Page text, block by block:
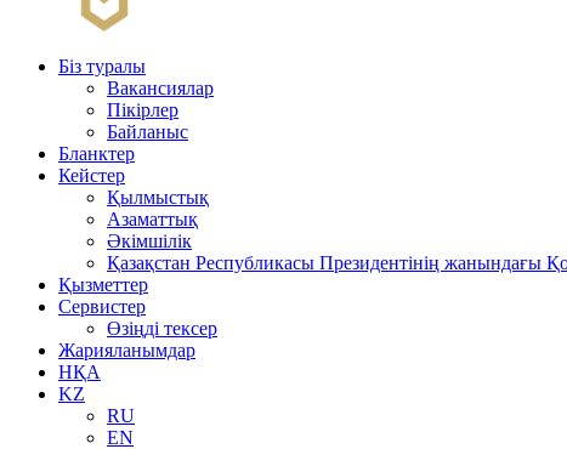
Біз туралы
Вакансиялар
Пікірлер
Байланыс
Бланктер
Кейстер
Қылмыстық
Азаматтық
Әкімшілік
Қазақстан Республикасы Президентінің жанындағы
Қызметтер
Сервистер
Өзіңді тексер
Жарияланымдар
НҚА
KZ
RU
EN